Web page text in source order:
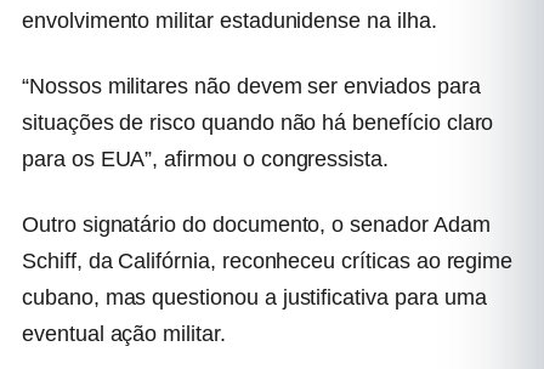
envolvimento militar estadunidense na ilha.
“Nossos militares não devem ser enviados para
situações de risco quando não há benefício claro
para os EUA”, afirmou o congressista.
Outro signatário do documento, o senador Adam
Schiff, da Califórnia, reconheceu críticas ao regime
cubano, mas questionou a justificativa para uma
eventual ação militar.